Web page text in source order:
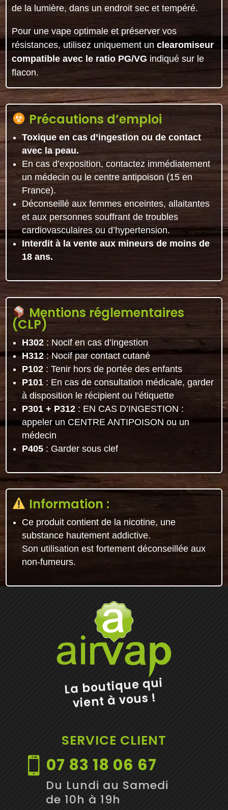
de la lumière, dans un endroit sec et tempéré.
Pour une vape optimale et préserver vos
résistances, utilisez uniquement unclearomiseur
compatible avec le ratio PG/VG indiqué sur le
flacon.
Précautions d’emploi
Toxique en cas d’ingestion ou de contact
avec la peau.
En cas d’exposition, contactez immédiatement
un médecin ou le centre antipoison (15 en
France).
Déconseillé aux femmes enceintes, allaitantes
et aux personnes souffrant de troubles
cardiovasculaires ou d’hypertension.
Interdit à la vente aux mineurs de moins de
18 ans.
Mentions réglementaires
(CLP)
H302 : Nocif en cas d’ingestion
H312: Nocif par contact cutané
P102 : Tenir hors de portée des enfants
P101 : En cas de consultation médicale, garder
à disposition le récipient ou l’étiquette
P301 + P312 : EN CAS D’INGESTION :
appeler un CENTRE ANTIPOISON ou un
médecin
P405 : Garder sous clef
Information :
Ce produit contient de la nicotine, une
substance hautement addictive.
Son utilisation est fortement déconseillée aux
non-fumeurs.
La boutique qui
vient à vous !
SERVICE CLIENT
 07 83 18 06 67
Du Lundi au Samedi
de 10h à 19h